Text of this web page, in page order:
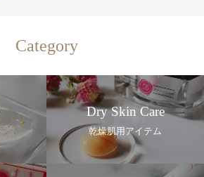
Category
Dry Skin Care
乾燥肌⽤アイテム